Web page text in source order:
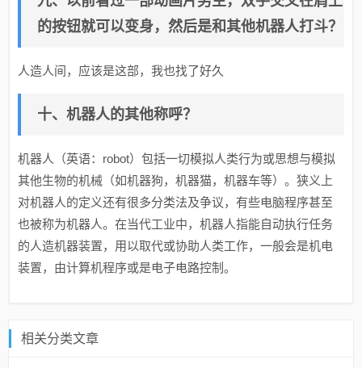
的按钮就可以变身，然后是和其他机器人打斗？
人造人间，应该是这部，我也找了好久
十、机器人的其他称呼？
机器人（英语：robot）包括一切模拟人类行为或思想与模拟
其他生物的机械（如机器狗，机器猫，机器车等）。狭义上
对机器人的定义还有很多分类法及争议，有些电脑程序甚至
也被称为机器人。在当代工业中，机器人指能自动执行任务
的人造机器装置，用以取代或协助人类工作，一般会是机电
装置，由计算机程序或是电子电路控制。
相关分类文章